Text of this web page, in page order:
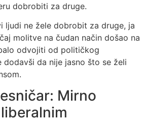
dobrobiti za druge.
ljudi ne žele dobrobit za druge, ja
molitve na čudan način došao na
odvojiti od političkog
dodavši da nije jasno što se želi
Mirno